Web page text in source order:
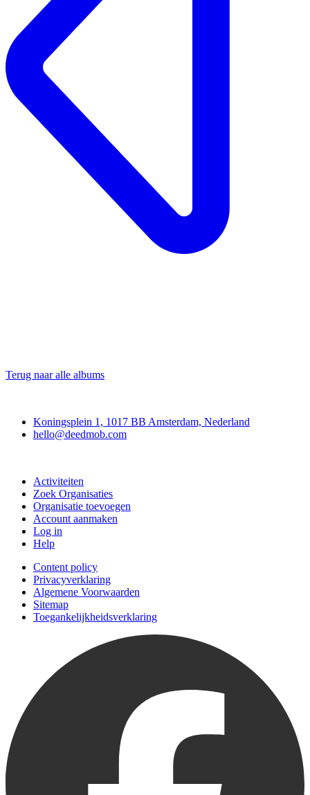
Terug naar alle albums
Koningsplein 1, 1017 BB Amsterdam, Nederland
hello@deedmob.com
Activiteiten
Zoek Organisaties
Organisatie toevoegen
Account aanmaken
Log in
Help
Content policy
Privacyverklaring
Algemene Voorwaarden
Sitemap
Toegankelijkheidsverklaring